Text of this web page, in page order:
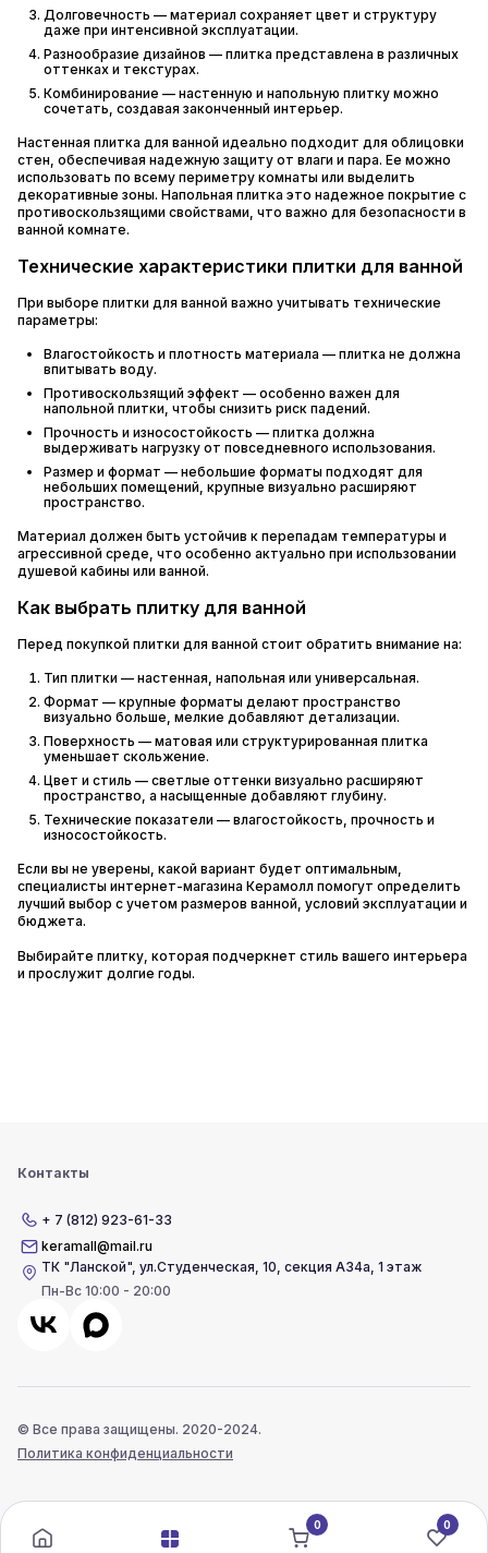
Долговечность — материал сохраняет цвет и структуру
даже при интенсивной эксплуатации.
Разнообразие дизайнов — плитка представлена в различных
оттенках и текстурах.
Комбинирование — настенную и напольную плитку можно
сочетать, создавая законченный интерьер.
Настенная плитка для ванной идеально подходит для облицовки
стен, обеспечивая надежную защиту от влаги и пара. Ее можно
использовать по всему периметру комнаты или выделить
декоративные зоны. Напольная плитка это надежное покрытие с
противоскользящими свойствами, что важно для безопасности в
ванной комнате.
Технические характеристики плитки для ванной
При выборе плитки для ванной важно учитывать технические
параметры:
Влагостойкость и плотность материала — плитка не должна
впитывать воду.
Противоскользящий эффект — особенно важен для
напольной плитки, чтобы снизить риск падений.
Прочность и износостойкость — плитка должна
выдерживать нагрузку от повседневного использования.
Размер и формат — небольшие форматы подходят для
небольших помещений, крупные визуально расширяют
пространство.
Материал должен быть устойчив к перепадам температуры и
агрессивной среде, что особенно актуально при использовании
душевой кабины или ванной.
Как выбрать плитку для ванной
Перед покупкой плитки для ванной стоит обратить внимание на:
Тип плитки — настенная, напольная или универсальная.
Формат — крупные форматы делают пространство
визуально больше, мелкие добавляют детализации.
Поверхность — матовая или структурированная плитка
уменьшает скольжение.
Цвет и стиль — светлые оттенки визуально расширяют
пространство, а насыщенные добавляют глубину.
Технические показатели — влагостойкость, прочность и
износостойкость.
Если вы не уверены, какой вариант будет оптимальным,
специалисты интернет-магазина Керамолл помогут определить
лучший выбор с учетом размеров ванной, условий эксплуатации и
бюджета.
Выбирайте плитку, которая подчеркнет стиль вашего интерьера
и прослужит долгие годы.
Контакты
+ 7 (812) 923-61-33
keramall@mail.ru
ТК "Ланской",ул.Студенческая, 10, секция А34а, 1 этаж
Пн-Вс 10:00 - 20:00
© Все права защищены. 2020-2024.
Политика конфиденциальности
0 0